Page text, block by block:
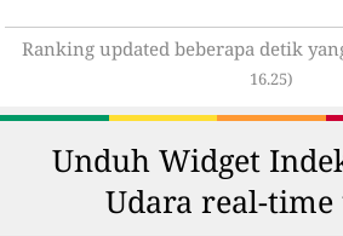
Ranking updated beberapa detik
16.25)
Unduh Widget
Udara real-